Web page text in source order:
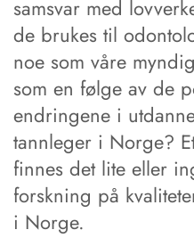
samsvar med
de brukes til
noe som våre
som en følge av de
endringene i
tannleger i Norge?
finnes det lite eller
forskning på
i Norge.